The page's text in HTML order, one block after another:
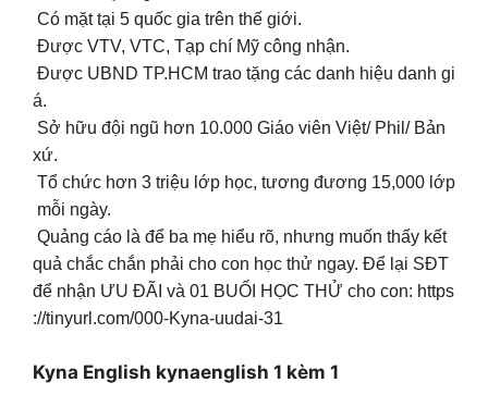
Có mặt tại 5 quốc gia trên thế giới.
Được VTV, VTC, Tạp chí Mỹ công nhận.
Được UBND TP.HCM trao tặng các danh hiệu danh gi
á.
Sở hữu đội ngũ hơn 10.000 Giáo viên Việt/ Phil/ Bản
xứ.
Tổ chức hơn 3 triệu lớp học, tương đương 15,000 lớp
mỗi ngày.
Quảng cáo là để ba mẹ hiểu rõ, nhưng muốn thấy kết
quả chắc chắn phải cho con học thử ngay. Để lại SĐT
để nhận ƯU ĐÃI và 01 BUỔI HỌC THỬ cho con: https
://tinyurl.com/000-Kyna-uudai-31
Kyna English kynaenglish 1 kèm 1